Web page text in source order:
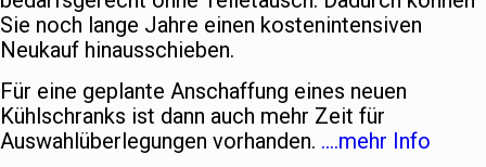
Sie noch lange Jahre einen kostenintensiven
Neukauf hinausschieben.
Für eine geplante Anschaffung eines neuen
Kühlschranks ist dann auch mehr Zeit für
Auswahlüberlegungen vorhanden. ….mehr Info